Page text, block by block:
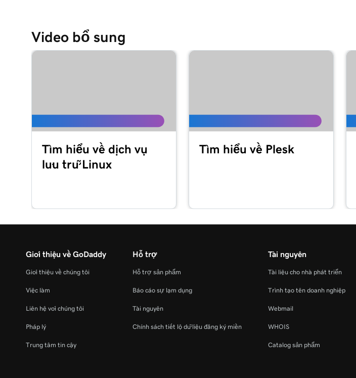
Video bổ sung
Tìm hiểu về dịch vụ
lưu trữ Linux
Tìm hiểu về Plesk
Giới thiệu về GoDaddy
Giới thiệu về chúng tôi
Việc làm
Liên hệ với chúng tôi
Pháp lý
Trung tâm tin cậy
Hỗ trợ
Hỗ trợ sản phẩm
Báo cáo sự lạm dụng
Tài nguyên
Chính sách tiết lộ dữ liệu đăng ký miền
Tài nguyên
Tài liệu cho nhà phát triển
Trình tạo tên doanh nghiệp
Webmail
WHOIS
Catalog sản phẩm